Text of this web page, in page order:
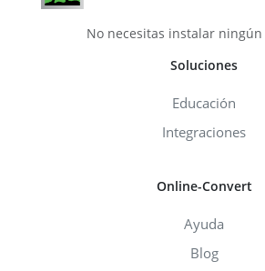
No necesitas instalar
Soluciones
Educación
Integraciones
Online-Convert
Ayuda
Blog